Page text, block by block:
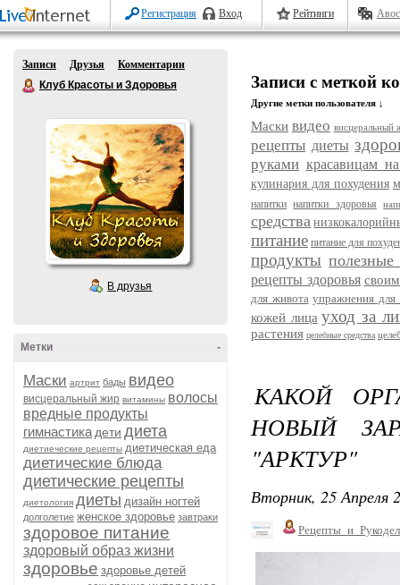
Регистрация Вход Рейтинги
Записи Друзья
Комментарии
Клуб Красоты и Здоровья
В друзья
-
Метки
Маски артрит бады видео
висцеральный жир витамины волосы
вредные продукты
гимнастика дети диета
диетиеческие рецепты диетическая еда
диетические блюда
диетические рецепты
диетология диеты дизайн ногтей
долголетие женское здоровье завтраки
здоровое питание
здоровый образ жизни
здоровье здоровье детей
Записи с меткой
Другие метки пользователя ↓
Маски видео висцеральный
рецепты диеты
руками красавицам
кулинария для похудения
напитки напитки здоровья
средства
питание питание для
продукты
рецепты здоровья
для живота упражнения для
кожей лица уход за
растения целебные средства
КАКОЙ
НОВЫЙ
"АРКТУР"
Вторник, 25 Апреля